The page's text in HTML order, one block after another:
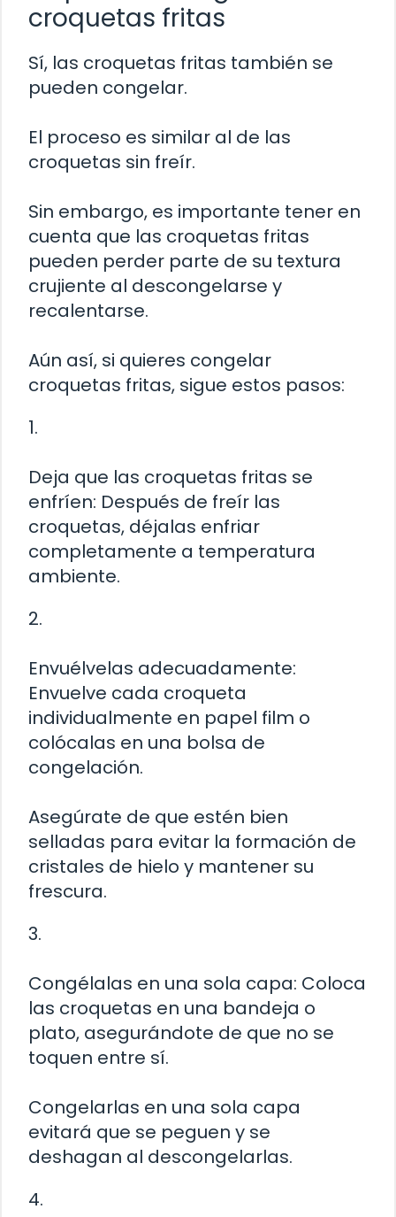
croquetas fritas
Sí, las croquetas fritas también se
pueden congelar.
El proceso es similar al de las
croquetas sin freír.
Sin embargo, es importante tener en
cuenta que las croquetas fritas
pueden perder parte de su textura
crujiente al descongelarse y
recalentarse.
Aún así, si quieres congelar
croquetas fritas, sigue estos pasos:
1.
Deja que las croquetas fritas se
enfríen: Después de freír las
croquetas, déjalas enfriar
completamente a temperatura
ambiente.
2.
Envuélvelas adecuadamente:
Envuelve cada croqueta
individualmente en papel film o
colócalas en una bolsa de
congelación.
Asegúrate de que estén bien
selladas para evitar la formación de
cristales de hielo y mantener su
frescura.
3.
Congélalas en una sola capa: Coloca
las croquetas en una bandeja o
plato, asegurándote de que no se
toquen entre sí.
Congelarlas en una sola capa
evitará que se peguen y se
deshagan al descongelarlas.
4.